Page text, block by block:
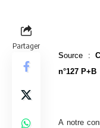
Partager
Source :
n°127 P+B
A notre